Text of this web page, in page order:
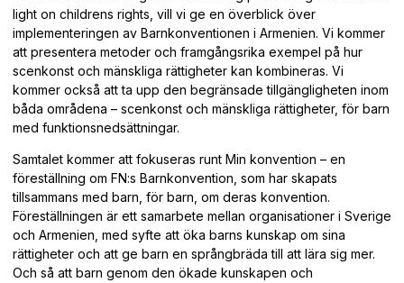
light on childrens rights, vill vi ge en överblick över
implementeringen av Barnkonventionen i Armenien. Vi kommer
att presentera metoder och framgångsrika exempel på hur
scenkonst och mänskliga rättigheter kan kombineras. Vi
kommer också att ta upp den begränsade tillgängligheten inom
båda områdena – scenkonst och mänskliga rättigheter, för barn
med funktionsnedsättningar.
Samtalet kommer att fokuseras runt Min konvention – en
föreställning om FN:s Barnkonvention, som har skapats
tillsammans med barn, för barn, om deras konvention.
Föreställningen är ett samarbete mellan organisationer i Sverige
och Armenien, med syfte att öka barns kunskap om sina
rättigheter och att ge barn en språngbräda till att lära sig mer.
Och så att barn genom den ökade kunskapen och